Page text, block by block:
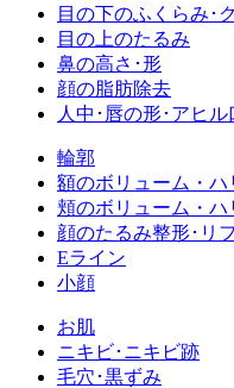
目の下のふくらみ･
目の上のたるみ
鼻の高さ･形
顔の脂肪除去
人中･唇の形･アヒル
輪郭
額のボリューム・ハ
頬のボリューム・ハ
顔のたるみ整形･リ
Eライン
小顔
お肌
ニキビ･ニキビ跡
毛穴･黒ずみ